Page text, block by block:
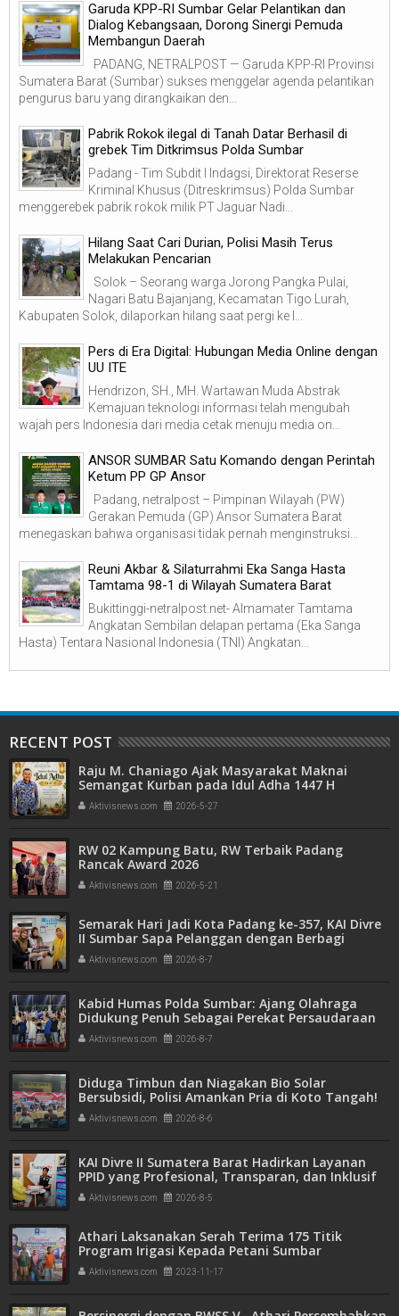
Garuda KPP-RI Sumbar Gelar Pelantikan dan
Dialog Kebangsaan, Dorong Sinergi Pemuda
Membangun Daerah
PADANG, NETRALPOST — Garuda KPP-RI Provinsi
Sumatera Barat (Sumbar) sukses menggelar agenda pelantikan
pengurus baru yang dirangkaikan den...
Pabrik Rokok ilegal di Tanah Datar Berhasil di
grebek Tim Ditkrimsus Polda Sumbar
Padang - Tim Subdit I Indagsi, Direktorat Reserse
Kriminal Khusus (Ditreskrimsus) Polda Sumbar
menggerebek pabrik rokok milik PT Jaguar Nadi...
Hilang Saat Cari Durian, Polisi Masih Terus
Melakukan Pencarian
Solok – Seorang warga Jorong Pangka Pulai,
Nagari Batu Bajanjang, Kecamatan Tigo Lurah,
Kabupaten Solok, dilaporkan hilang saat pergi ke l...
Pers di Era Digital: Hubungan Media Online dengan
UU ITE
Hendrizon, SH., MH. Wartawan Muda Abstrak
Kemajuan teknologi informasi telah mengubah
wajah pers Indonesia dari media cetak menuju media on...
ANSOR SUMBAR Satu Komando dengan Perintah
Ketum PP GP Ansor
Padang, netralpost – Pimpinan Wilayah (PW)
Gerakan Pemuda (GP) Ansor Sumatera Barat
menegaskan bahwa organisasi tidak pernah menginstruksi...
Reuni Akbar & Silaturrahmi Eka Sanga Hasta
Tamtama 98-1 di Wilayah Sumatera Barat
Bukittinggi-netralpost.net- Almamater Tamtama
Angkatan Sembilan delapan pertama (Eka Sanga
Hasta) Tentara Nasional Indonesia (TNI) Angkatan...
RECENT POST
Raju M. Chaniago Ajak Masyarakat Maknai
Semangat Kurban pada Idul Adha 1447 H
Aktivisnews.com 2026-5-27
RW 02 Kampung Batu, RW Terbaik Padang
Rancak Award 2026
Aktivisnews.com 2026-5-21
Semarak Hari Jadi Kota Padang ke-357, KAI Divre
II Sumbar Sapa Pelanggan dengan Berbagi
Apresiasi di Stasiun Padang
Aktivisnews.com 2026-8-7
Kabid Humas Polda Sumbar: Ajang Olahraga
Didukung Penuh Sebagai Perekat Persaudaraan
dan Kamtibmas
Aktivisnews.com 2026-8-7
Diduga Timbun dan Niagakan Bio Solar
Bersubsidi, Polisi Amankan Pria di Koto Tangah!
1.350 Liter BBM Disita
Aktivisnews.com 2026-8-6
KAI Divre II Sumatera Barat Hadirkan Layanan
PPID yang Profesional, Transparan, dan Inklusif
untuk Mempermudah Akses Informasi Publik
Aktivisnews.com 2026-8-5
Athari Laksanakan Serah Terima 175 Titik
Program Irigasi Kepada Petani Sumbar
Aktivisnews.com 2023-11-17